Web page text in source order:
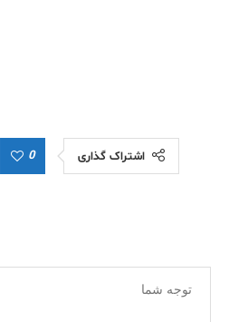
اشتراک گذاری 0